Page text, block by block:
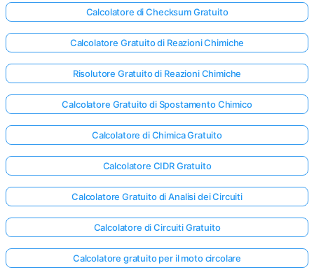
Calcolatore di Checksum Gratuito
Calcolatore Gratuito di Reazioni Chimiche
Risolutore Gratuito di Reazioni Chimiche
Calcolatore Gratuito di Spostamento Chimico
Calcolatore di Chimica Gratuito
Calcolatore CIDR Gratuito
Calcolatore Gratuito di Analisi dei Circuiti
Calcolatore di Circuiti Gratuito
Calcolatore gratuito per il moto circolare